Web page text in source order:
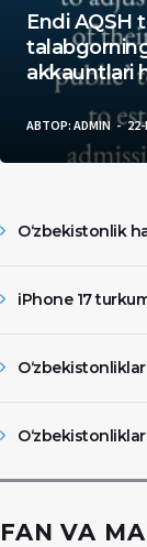
Endi AQSH
akkauntlari
АВТОР: ADMIN
O‘zbekistonlik
iPhone 17
FAN VA